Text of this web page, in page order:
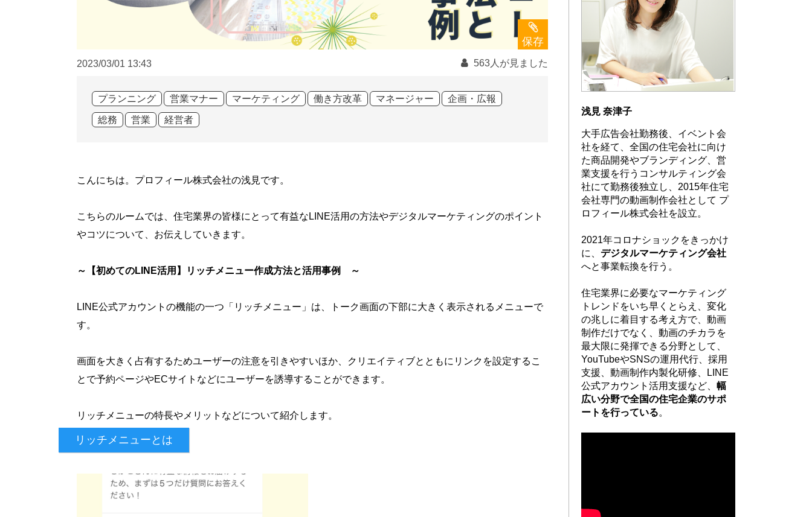
保存
2023/03/01 13:43 563人が見ました
プランニング 営業マナー マーケティング 働き方改革 マネージャー 企画・広報
総務 営業 経営者
こんにちは。プロフィール株式会社の浅見です。
こちらのルームでは、住宅業界の皆様にとって有益なLINE活用の方法やデジタルマーケティングのポイント
やコツについて、お伝えしていきます。
～【初めてのLINE活用】リッチメニュー作成方法と活用事例 ～
LINE公式アカウントの機能の一つ「リッチメニュー」は、トーク画面の下部に大きく表示されるメニューで
す。
画面を大きく占有するためユーザーの注意を引きやすいほか、クリエイティブとともにリンクを設定するこ
とで予約ページやECサイトなどにユーザーを誘導することができます。
リッチメニューの特長やメリットなどについて紹介します。
リッチメニューとは
浅見 奈津子
大手広告会社勤務後、イベント会
社を経て、全国の住宅会社に向け
た商品開発やブランディング、営
業支援を行うコンサルティング会
社にて勤務後独立し、2015年住宅
会社専門の動画制作会社として プ
ロフィール株式会社を設立。
2021年コロナショックをきっかけ
に、 デジタルマーケティング会社
へと事業転換を行う。
住宅業界に必要なマーケティング
トレンドをいち早くとらえ、 変化
の兆しに着目する考え方で、 動画
制作だけでなく、動画のチカラを
最大限に発揮できる分野として、
YouTubeやSNSの運用代行、採用
支援、動画制作内製化研修、LINE
公式アカウント活用支援など、 幅
広い分野で全国の住宅企業のサポ
ートを行っている。